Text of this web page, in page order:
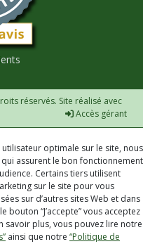
réservés. Site réalisé avec
Accès gérant
optimale sur le site, nous
assurent le bon fonctionnement
Certains tiers utilisent
sur le site pour vous
sur d’autres sites Web et dans
bouton “J’accepte” vous acceptez
savoir plus, vous pouvez lire notre
ainsi que notre “Politique de